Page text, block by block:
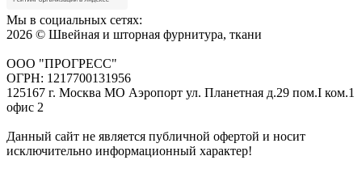
Мы в социальных сетях:
2026 © Швейная и шторная фурнитура, ткани
ООО "ПРОГРЕСС"
ОГРН: 1217700131956
125167 г. Москва МО Аэропорт ул. Планетная д.29 пом.I ком.1
офис 2
Данный сайт не является публичной офертой и носит
исключительно информационный характер!